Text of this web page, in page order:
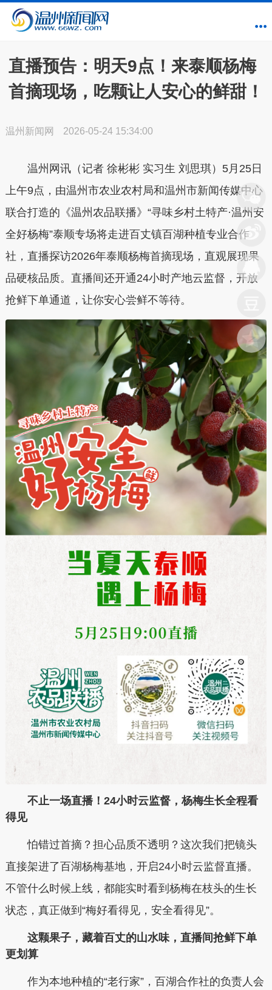
直播预告：明天9点！来泰顺杨梅
首摘现场，吃颗让人安心的鲜甜！
温州新闻网 2026-05-24 15:34:00
温州网讯（记者 徐彬彬 实习生 刘思琪）5月25日
上午9点，由温州市农业农村局和温州市新闻传媒中心
联合打造的《温州农品联播》“寻味乡村土特产·温州安
全好杨梅”泰顺专场将走进百丈镇百湖种植专业合作
社，直播探访2026年泰顺杨梅首摘现场，直观展现果
品硬核品质。直播间还开通24小时产地云监督，开放
抢鲜下单通道，让你安心尝鲜不等待。
不止一场直播！24小时云监督，杨梅生长全程看
得见
怕错过首摘？担心品质不透明？这次我们把镜头
直接架进了百湖杨梅基地，开启24小时云监督直播。
不管什么时候上线，都能实时看到杨梅在枝头的生长
状态，真正做到“梅好看得见，安全看得见”。
这颗果子，藏着百丈的山水味，直播间抢鲜下单
更划算
作为本地种植的“老行家”，百湖合作社的负责人会